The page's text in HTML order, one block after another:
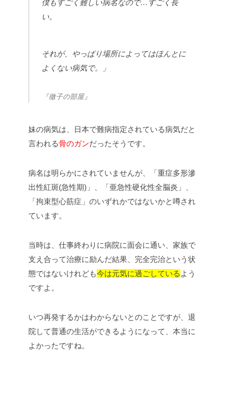
僕もすごく難しい病名なので…すごく長
い。
それが、やっぱり場所によってはほんとに
よくない病気で。」
『徹子の部屋』
妹の病気は、日本で難病指定されている病気だと
言われる骨のガンだったそうです。
病名は明らかにされていませんが、「重症多形滲
出性紅斑(急性期)」、「亜急性硬化性全脳炎」、
「拘束型心筋症」のいずれかではないかと噂され
ています。
当時は、仕事終わりに病院に面会に通い、家族で
支え合って治療に励んだ結果、完全完治という状
態ではないけれども今は元気に過ごしている よう
ですよ。
いつ再発するかはわからないとのことですが、退
院して普通の生活ができるようになって、本当に
よかったですね。